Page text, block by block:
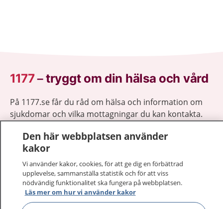
1177–tryggt om din hälsa och vård
På 1177.se får du råd om hälsa och information om
sjukdomar och vilka mottagningar du kan kontakta.
vårdärenden. Ring telefonnummer 1177 för
sjukvårdsrådgivning dygnet runt.
1177 ger dig råd när du vill må bättre.
Den här webbplatsen använder
kakor
Vi använder kakor, cookies, för att ge dig en förbättrad
upplevelse, sammanställa statistik och för att viss
nödvändig funktionalitet ska fungera på webbplatsen.
Läs mer om hur vi använder kakor